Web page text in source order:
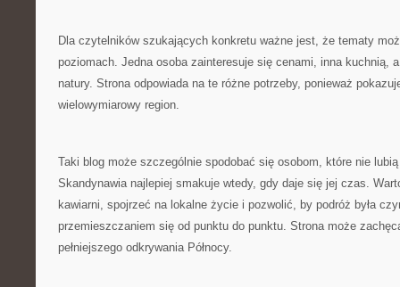
Dla czytelników szukających konkretu ważne jest, że tematy
poziomach. Jedna osoba zainteresuje się cenami, inna kuchnią,
natury. Strona odpowiada na te różne potrzeby, ponieważ
wielowymiarowy region.
Taki blog może szczególnie spodobać się osobom, które nie
Skandynawia najlepiej smakuje wtedy, gdy daje się jej czas.
kawiarni, spojrzeć na lokalne życie i pozwolić, by podróż była
przemieszczaniem się od punktu do punktu. Strona może
pełniejszego odkrywania Północy.